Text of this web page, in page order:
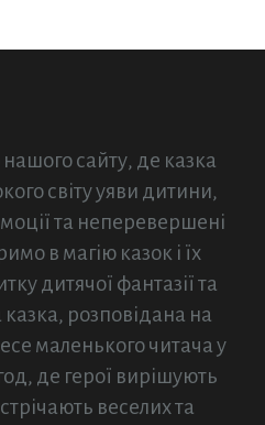
сайту, де казка
світу уяви дитини,
та неперевершені
в магію казок і їх
дитячої фантазії та
розповідана на
маленького читача у
де герої вирішують
веселих та